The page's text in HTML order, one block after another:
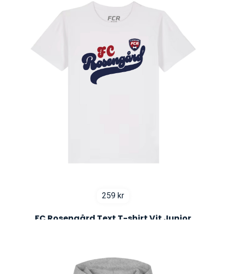
259 kr
FC Rosengård Text T-shirt Vit Junior